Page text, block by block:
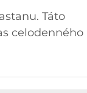
Táto
celodenného